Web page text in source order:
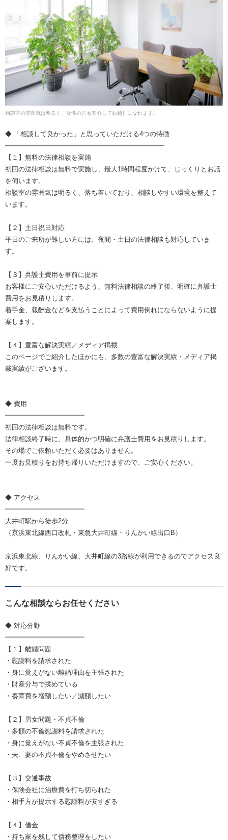
相談室の雰囲気は明るく、女性の方も安心してお越しになれます。
◆ 「相談して良かった」と思っていただける4つの特徴
━━━━━━━━━━━━━━━━━━━━━━━━
【１】無料の法律相談を実施
初回の法律相談は無料で実施し、最大1時間程度かけて、じっくりとお話
を伺います。
相談室の雰囲気は明るく、落ち着いており、相談しやすい環境を整えて
います。
【２】土日祝日対応
平日のご来所が難しい方には、夜間・土日の法律相談も対応していま
す。
【３】弁護士費用を事前に提示
お客様にご安心いただけるよう、無料法律相談の終了後、明確に弁護士
費用をお見積りします。
着手金、報酬金などを支払うことによって費用倒れにならないように提
案します。
【４】豊富な解決実績／メディア掲載
このページでご紹介したほかにも、多数の豊富な解決実績・メディア掲
載実績がございます。
◆ 費用
━━━━━━━━━━━━
初回の法律相談は無料です。
法律相談終了時に、具体的かつ明確に弁護士費用をお見積りします。
その場でご依頼いただく必要はありません。
一度お見積りをお持ち帰りいただけますので、ご安心ください。
◆ アクセス
━━━━━━━━━━━━
大井町駅から徒歩2分
（京浜東北線西口改札・東急大井町線・りんかい線出口B）
京浜東北線、りんかい線、大井町線の3路線が利用できるのでアクセス良
好です。
こんな相談ならお任せください
◆ 対応分野
━━━━━━━━━━━━
【１】離婚問題
・慰謝料を請求された
・身に覚えがない離婚理由を主張された
・財産分与で揉めている
・養育費を増額したい／減額したい
【２】男女問題・不貞不倫
・多額の不倫慰謝料を請求された
・身に覚えがない不貞不倫を主張された
・夫、妻の不貞不倫をやめさせたい
【３】交通事故
・保険会社に治療費を打ち切られた
・相手方が提示する慰謝料が安すぎる
【４】借金
・持ち家を残して債務整理をしたい